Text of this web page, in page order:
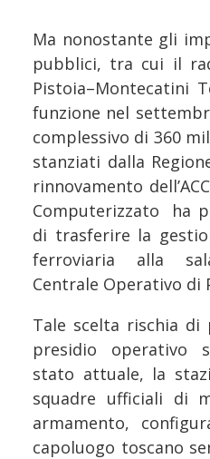
Ma nonostante gli
pubblici, tra cui il
Pistoia–Montecatini
funzione nel
complessivo di 360
stanziati dalla
rinnovamento
Computerizzato ha
di trasferire la
ferroviaria alla
Centrale Operativo di
Tale scelta rischia
presidio operativo
stato attuale, la
squadre ufficiali di
armamento,
capoluogo toscano